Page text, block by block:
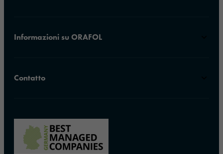
Informazioni su ORAFOL
Contatto